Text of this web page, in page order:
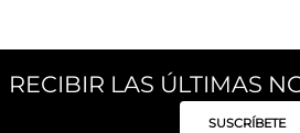
RECIBIR LAS ÚLTIMAS
SUSCRÍBETE